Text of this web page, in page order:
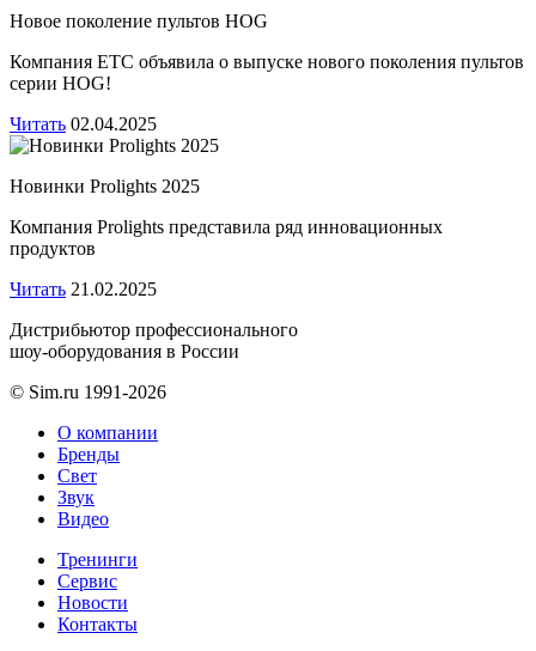
Новое поколение пультов HOG
Компания ЕТС объявила о выпуске нового поколения пультов
серии HOG!
Читать 02.04.2025
Новинки Prolights 2025
Компания Prolights представила ряд инновационных
продуктов
Читать 21.02.2025
Дистрибьютор профессионального
шоу-оборудования в России
© Sim.ru 1991-2026
О компании
Бренды
Свет
Звук
Видео
Тренинги
Сервис
Новости
Контакты